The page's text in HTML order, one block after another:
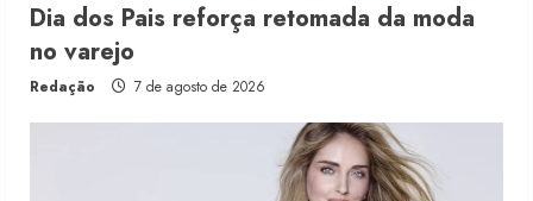
Dia dos Pais reforça retomada da moda
no varejo
Redação 7 de agosto de 2026